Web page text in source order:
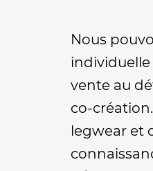
Nous
vente au
co-
legwear et